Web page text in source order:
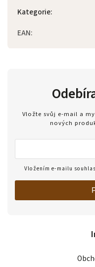
Kategorie:
EAN:
Vložte svůj e-mail a
nových
Vložením e-mailu